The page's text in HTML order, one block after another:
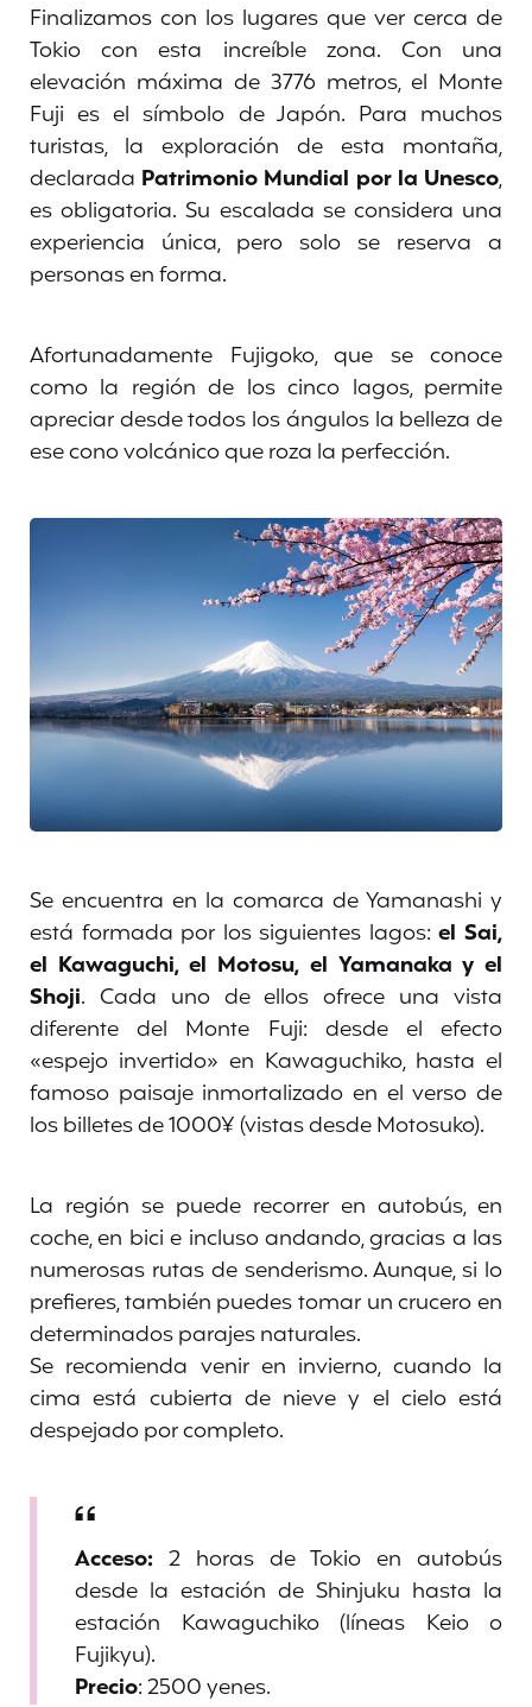
Finalizamos con los lugares que ver cerca de
Tokio con esta increíble zona. Con una
elevación máxima de 3776 metros, el Monte
Fuji es el símbolo de Japón. Para muchos
turistas, la exploración de esta montaña,
declarada Patrimonio Mundial por la Unesco,
es obligatoria. Su escalada se considera una
experiencia única, pero solo se reserva a
personas en forma.
Afortunadamente Fujigoko, que se conoce
como la región de los cinco lagos, permite
apreciar desde todos los ángulos la belleza de
ese cono volcánico que roza la perfección.
Se encuentra en la comarca de Yamanashi y
está formada por los siguientes lagos:el Sai,
el Kawaguchi, el Motosu, el Yamanaka y el
Shoji. Cada uno de ellos ofrece una vista
diferente del Monte Fuji: desde el efecto
«espejo invertido» en Kawaguchiko, hasta el
famoso paisaje inmortalizado en el verso de
los billetes de 1000¥ (vistas desde Motosuko).
La región se puede recorrer en autobús, en
coche, en bici e incluso andando, gracias a las
numerosas rutas de senderismo. Aunque, si lo
prefieres, también puedes tomar un crucero en
determinados parajes naturales.
Se recomienda venir en invierno, cuando la
cima está cubierta de nieve y el cielo está
despejado por completo.
Acceso: 2 horas de Tokio en autobús
desde la estación de Shinjuku hasta la
estación Kawaguchiko (líneas Keio o
Fujikyu).
Precio: 2500 yenes.